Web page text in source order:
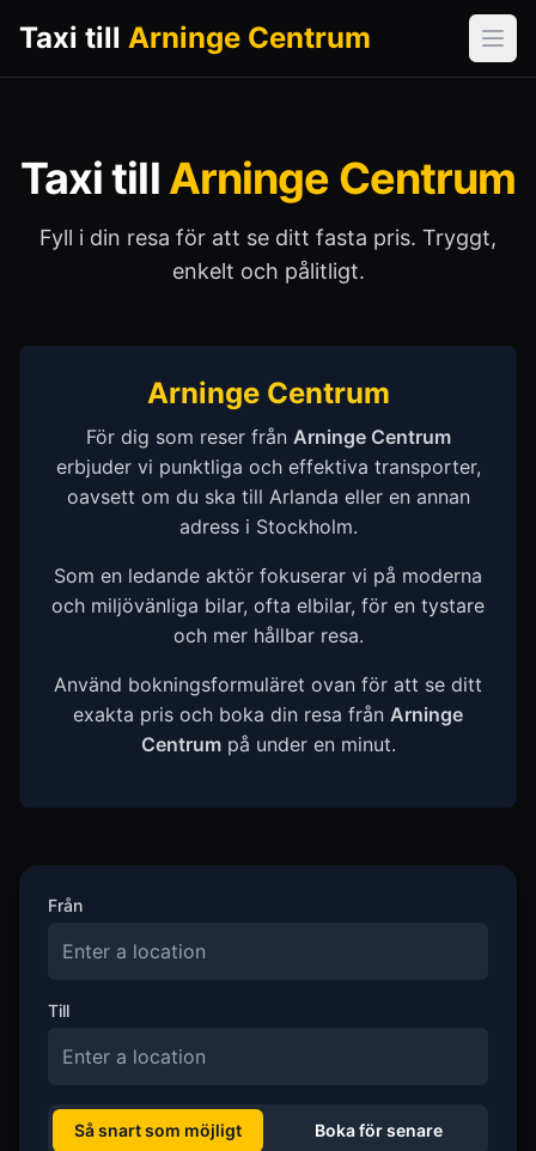
Taxi till Arninge Centrum
Taxi till Arninge Centrum
Fyll i din resa för att se ditt fasta pris. Tryggt,
enkelt och pålitligt.
Arninge Centrum
För dig som reser från Arninge Centrum
erbjuder vi punktliga och effektiva transporter,
oavsett om du ska till Arlanda eller en annan
adress i Stockholm.
Som en ledande aktör fokuserar vi på moderna
och miljövänliga bilar, ofta elbilar, för en tystare
och mer hållbar resa.
Använd bokningsformuläret ovan för att se ditt
exakta pris och boka din resa från Arninge
Centrumpå under en minut.
Från
Till
Så snart som möjligt Boka för senare